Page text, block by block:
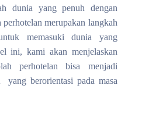
dunia yang penuh dengan
merupakan langkah
memasuki dunia yang
ini, kami akan menjelaskan
perhotelanbisa menjadi
berorientasi pada masa